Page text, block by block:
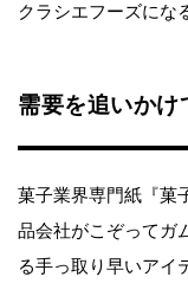
クラシエフーズにな
需要を追いかけ
菓子業界専門紙『菓
品会社がこぞってガ
る手っ取り早いアイ